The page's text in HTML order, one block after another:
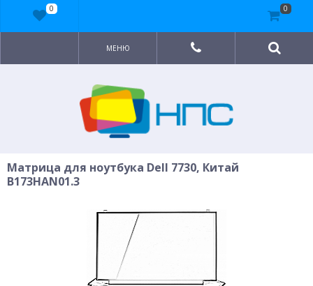
МЕНЮ
Матрица для ноутбука Dell 7730, Китай
B173HAN01.3
0 0